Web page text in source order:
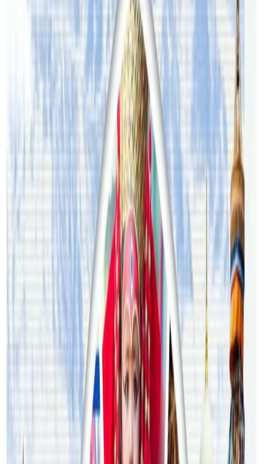
यस वेवसाइटमा प्रकाशित समाचार, विचार र लेखबारे तपाईंको कुनै
प्रतिक्रिया, गुनासो, सुझाव र सल्लाह छन् भने कृपया हामीलाई निम्न ईमेलमा
पठाउनुहोला । तपाईंको सहयोगले हामीलाई निष्पक्ष र तटस्थ पत्रकारिता गर्न
टेवा पुग्नेछ । सम्पर्क इमेल :
info@nepaltube.com.au
प्रतिक्रिया दिनुहोस
सम्बन्धित समाचार
अष्ट्रेलियामा नर्सको तलब पाँचौं पटक वृद्धि
अस्ट्रेलियामा विवाह घट्यो, बढ्यो सम्बन्धविच्छेद
थापाथलीबाट अष्ट्रेलियाका घरको डिजाइन
२०२६ जुलाई २७
अष्ट्रेलियामा मन्त्रालयका कर्मचारीले भ्रष्टाचार गरेको
भेटिएपछि शिक्षा मन्त्रीले दिइन् राजीनामा